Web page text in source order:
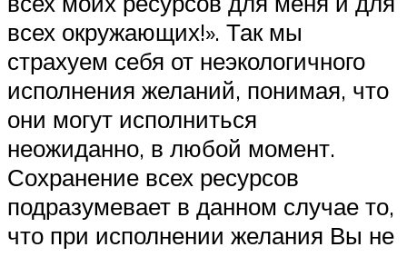
всех окружающих!». Так мы
страхуем себя от неэкологичного
исполнения желаний, понимая, что
они могут исполниться
неожиданно, в любой момент.
Сохранение всех ресурсов
подразумевает в данном случае то,
что при исполнении желания Вы не